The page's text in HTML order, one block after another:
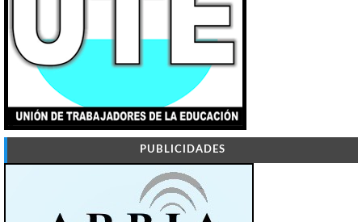
PUBLICIDADES